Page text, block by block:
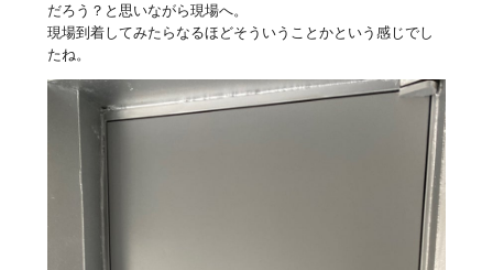
だろう？と思いながら現場へ。
現場到着してみたらなるほどそういうことかという感じでし
たね。